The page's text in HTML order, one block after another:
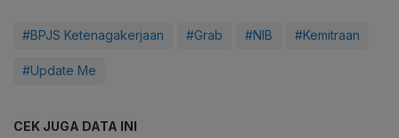
#BPJS Ketenagakerjaan #Grab #NIB #Kemitraan
#Update Me
CEK JUGA DATA INI